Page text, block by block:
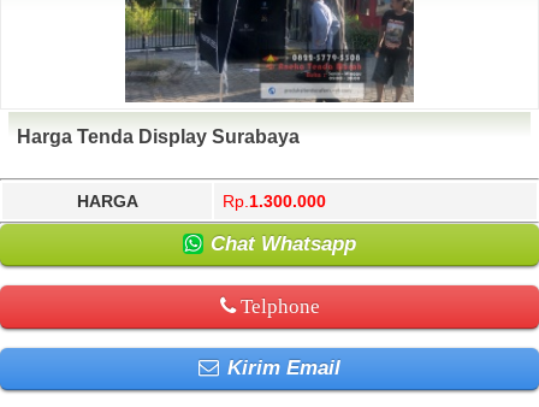
Harga Tenda Display Surabaya
HARGA Rp. 1.300.000
Chat Whatsapp
Telphone
Kirim Email